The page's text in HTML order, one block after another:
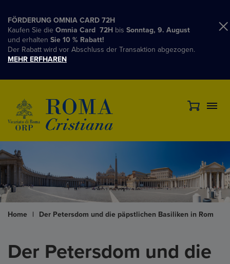
FÖRDERUNG OMNIA CARD 72H
Kaufen Sie die Omnia Card 72H bis Sonntag, 9. August
und erhalten Sie 10 % Rabatt!
Der Rabatt wird vor Abschluss der Transaktion abgezogen.
MEHR ERFHAREN
Home | Der Petersdom und die päpstlichen Basiliken in Rom
Der Petersdom und die